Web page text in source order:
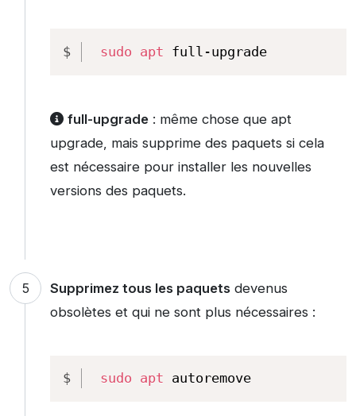
sudo apt full-upgrade
full-upgrade: même chose que apt
upgrade, mais supprime des paquets si cela
est nécessaire pour installer les nouvelles
versions des paquets.
Supprimez tous les paquetsdevenus
obsolètes et qui ne sont plus nécessaires :
sudo apt autoremove